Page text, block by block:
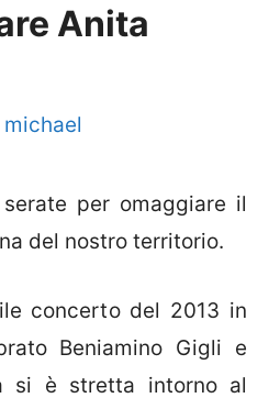
Anita
michael
serate per omaggiare il
del nostro territorio.
concerto del 2013 in
Beniamino Gigli e
si è stretta intorno al